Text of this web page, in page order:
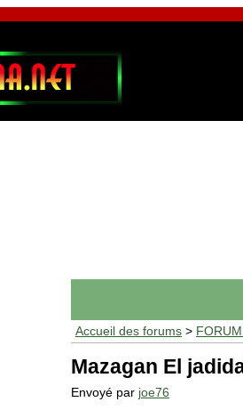
Accueil des forums >
Mazagan El
Envoyé par joe76